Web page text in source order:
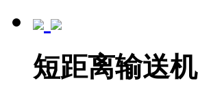
短距离输送机